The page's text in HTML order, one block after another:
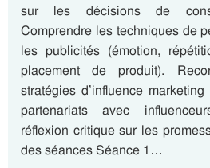
sur les décisions de
Comprendre les techniques de
les publicités (émotion,
placement de produit).
stratégies d’influence
partenariats avec
réflexion critique sur les
des séances Séance 1…